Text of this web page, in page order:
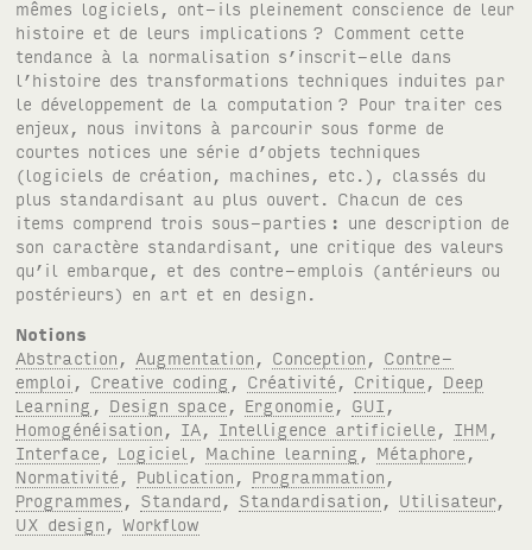
mêmes logiciels, ont-ils pleinement conscience de leur
histoire et de leurs implications ? Comment cette
tendance à la normalisation s’inscrit-elle dans
l’histoire des transformations techniques induites par
le développement de la computation ? Pour traiter ces
enjeux, nous invitons à parcourir sous forme de
courtes notices une série d’objets techniques
(logiciels de création, machines, etc.), classés du
plus standardisant au plus ouvert. Chacun de ces
items comprend trois sous-parties : une description de
son caractère standardisant, une critique des valeurs
qu’il embarque, et des contre-emplois (antérieurs ou
postérieurs) en art et en design.
Notions
Abstraction
Augmentation Conception
Contre-
emploi
Creative coding Créativité Critique
Deep
Learning
Design space Ergonomie GUI
Homogénéisation
IA Intelligence artificielle IHM
Interface
Logiciel Machine learning Métaphore
Normativité
Publication Programmation
Programmes
Standard Standardisation Utilisateur,
UX design ,Workflow